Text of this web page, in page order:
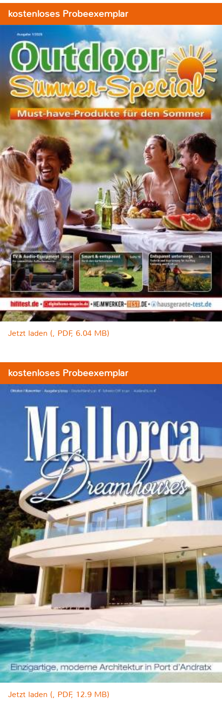
kostenloses Probeexemplar
Jetzt laden (, PDF, 6.04 MB)
kostenloses Probeexemplar
Jetzt laden (, PDF, 12.9 MB)